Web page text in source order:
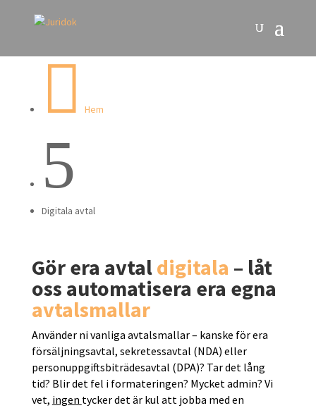
 Hem
5
Digitala avtal
Gör era avtaldigitala – låt
oss automatisera era egna
avtalsmallar
Använder ni vanliga avtalsmallar – kanske för era
försäljningsavtal, sekretessavtal (NDA) eller
personuppgiftsbiträdesavtal (DPA)? Tar det lång
tid? Blir det fel i formateringen? Mycket admin? Vi
vet, ingen tycker det är kul att jobba med en